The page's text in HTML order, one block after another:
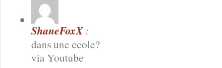
ShaneFoxX :
dans une ecole?
via Youtube